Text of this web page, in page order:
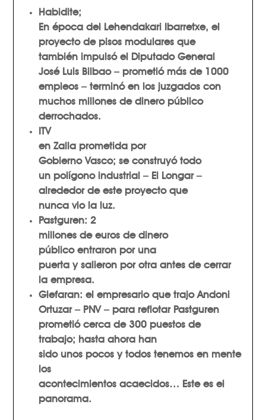
Habidite;
En época del Lehendakari Ibarretxe, el
proyecto de pisos modulares que
también impulsó el Diputado General
José Luis Bilbao– prometiómás de 1000
empleos – terminó en los juzgados con
muchos millones de dinero público
derrochados.
ITV
en Zallaprometidapor
Gobierno Vasco; se construyó todo
un polígono industrial – El Longar–
alrededor de este proyecto que
nunca vio la luz.
Pastguren: 2
millonesde euros de dinero
públicoentraron por una
puerta y salieron por otra antes de cerrar
la empresa.
Glefaran: el empresario que trajo Andoni
Ortuzar – PNV – para reflotarPastguren
prometió cerca de300 puestos de
trabajo; hasta ahora han
sido unos pocosy todos tenemos en mente
los
acontecimientos acaecidos… Este es el
panorama.